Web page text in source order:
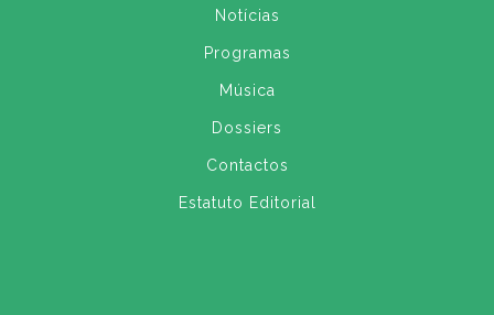
Notícias
Programas
Música
Dossiers
Contactos
Estatuto Editorial